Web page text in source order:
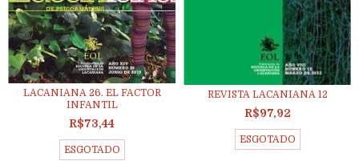
LACANIANA 26. EL FACTOR
INFANTIL
R$73,44
ESGOTADO
REVISTA LACANIANA 12
R$97,92
ESGOTADO